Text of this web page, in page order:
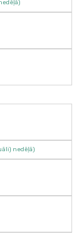
nedēļā)